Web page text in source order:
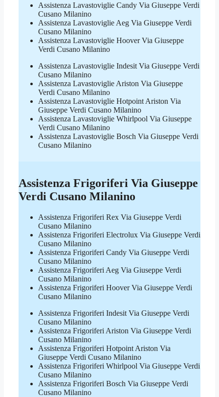
Assistenza Lavastoviglie Candy Via Giuseppe Verdi
Cusano Milanino
Assistenza Lavastoviglie Aeg Via Giuseppe Verdi
Cusano Milanino
Assistenza Lavastoviglie Hoover Via Giuseppe
Verdi Cusano Milanino
Assistenza Lavastoviglie Indesit Via Giuseppe Verdi
Cusano Milanino
Assistenza Lavastoviglie Ariston Via Giuseppe
Verdi Cusano Milanino
Assistenza Lavastoviglie Hotpoint Ariston Via
Giuseppe Verdi Cusano Milanino
Assistenza Lavastoviglie Whirlpool Via Giuseppe
Verdi Cusano Milanino
Assistenza Lavastoviglie Bosch Via Giuseppe Verdi
Cusano Milanino
Assistenza Frigoriferi Via Giuseppe
Verdi Cusano Milanino
Assistenza Frigoriferi Rex Via Giuseppe Verdi
Cusano Milanino
Assistenza Frigoriferi Electrolux Via Giuseppe Verdi
Cusano Milanino
Assistenza Frigoriferi Candy Via Giuseppe Verdi
Cusano Milanino
Assistenza Frigoriferi Aeg Via Giuseppe Verdi
Cusano Milanino
Assistenza Frigoriferi Hoover Via Giuseppe Verdi
Cusano Milanino
Assistenza Frigoriferi Indesit Via Giuseppe Verdi
Cusano Milanino
Assistenza Frigoriferi Ariston Via Giuseppe Verdi
Cusano Milanino
Assistenza Frigoriferi Hotpoint Ariston Via
Giuseppe Verdi Cusano Milanino
Assistenza Frigoriferi Whirlpool Via Giuseppe Verdi
Cusano Milanino
Assistenza Frigoriferi Bosch Via Giuseppe Verdi
Cusano Milanino